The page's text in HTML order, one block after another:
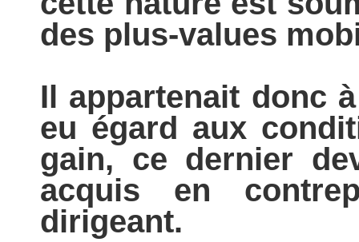
des plus-values
Il appartenait donc
eu égard aux
gain, ce dernier
acquis en
dirigeant.